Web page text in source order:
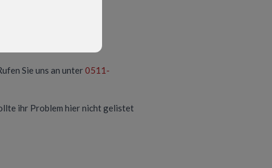
Sie uns an unter0511-
ihr Problem hier nicht gelistet